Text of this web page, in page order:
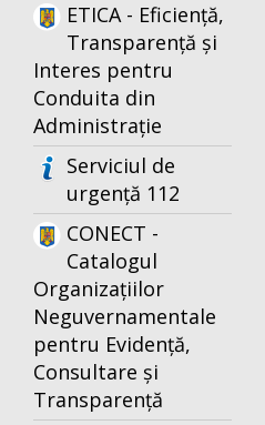
ETICA - Eficiență,
Transparență și
Interes pentru
Conduita din
Administrație
Serviciul de
urgență 112
CONECT -
Catalogul
Organizațiilor
Neguvernamentale
pentru Evidență,
Consultare și
Transparență